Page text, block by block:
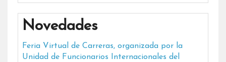
Novedades
Feria Virtual de Carreras, organizada por la
Unidad de Funcionarios Internacionales del